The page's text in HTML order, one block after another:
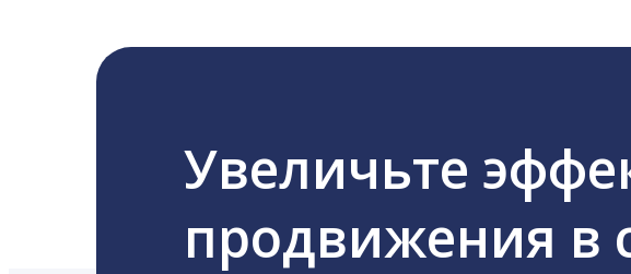
Увеличьте
продвижения в